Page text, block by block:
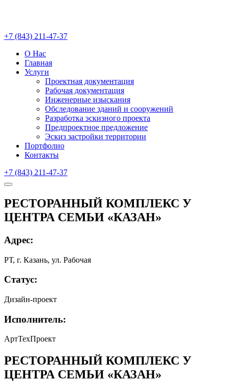
+7 (843) 211-47-37
О Нас
Главная
Услуги
Проектная документация
Рабочая документация
Инженерные изыскания
Обследование зданий и сооружений
Разработка эскизного проекта
Предпроектное предложение
Эскиз застройки территории
Портфолио
Контакты
+7 (843) 211-47-37
РЕСТОРАННЫЙ КОМПЛЕКС У
ЦЕНТРА СЕМЬИ «КАЗАН»
Адрес:
РТ, г. Казань, ул. Рабочая
Статус:
Дизайн-проект
Исполнитель:
АртТехПроект
РЕСТОРАННЫЙ КОМПЛЕКС У
ЦЕНТРА СЕМЬИ «КАЗАН»